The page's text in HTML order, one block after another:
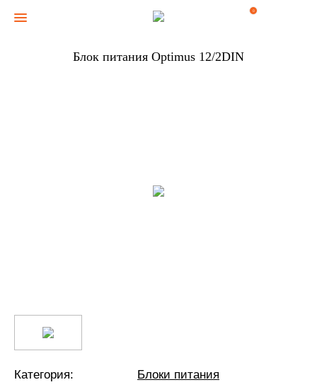
0
Блок питания Optimus 12/2DIN
Категория:
Блоки питания